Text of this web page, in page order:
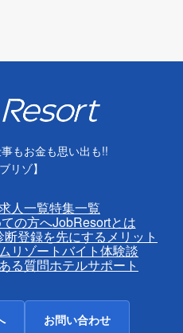
もお金も思い出も!!
リゾ】
人一覧特集一覧
の方へJobResortとは
断登録を先にするメリット
リゾートバイト体験談
る質問ホテルサポート
お問い合わせ